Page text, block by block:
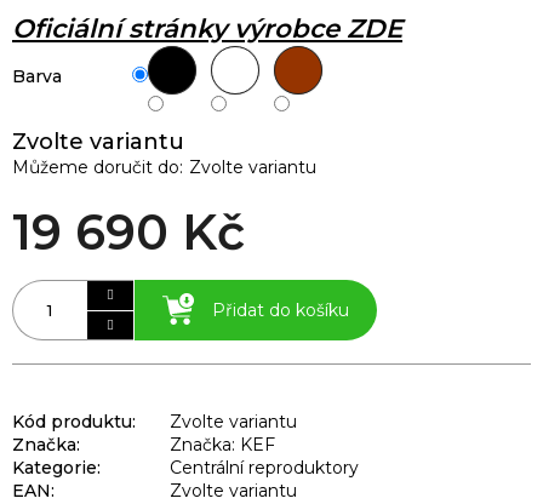
Zvolte variantu
Můžeme doručit do: Zvolte variantu
19 690 Kč
Přidat do košíku
Barva
Oficiální stránky výrobce ZDE
Kód produktu:
Zvolte variantu
Značka:
Značka: KEF
Kategorie:
Centrální reproduktory
EAN: Zvolte variantu